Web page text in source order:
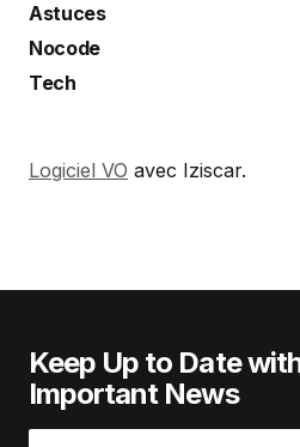
Astuces
Nocode
Tech
Logiciel VO avec Iziscar.
Keep Up to Date
Important News